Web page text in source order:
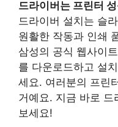
드라이버는 프린터
드라이버 설치는 슬
원활한 작동과 인쇄
삼성의 공식 웹사이
를 다운로드하고 설
세요. 여러분의 프린
거예요. 지금 바로 드
보세요!